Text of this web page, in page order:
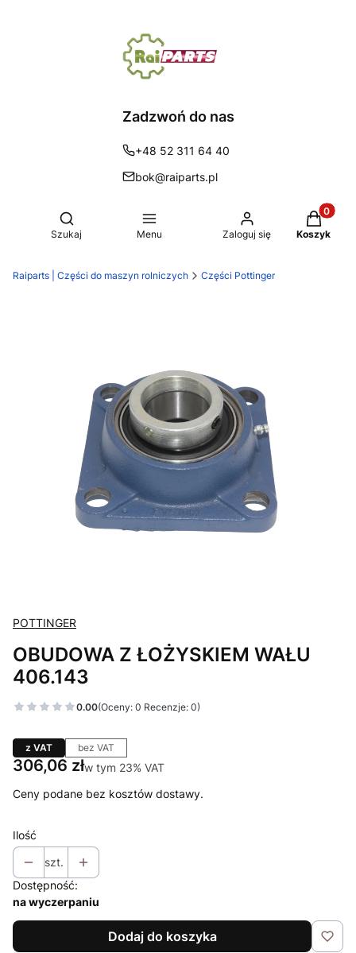
Zadzwoń do nas
+48 52 311 64 40
bok@raiparts.pl
Otwórz wyszukiwarkę
Szukaj Menu Zaloguj się Koszyk
Raiparts | Części do maszyn rolniczych Części Pottinger
POTTINGER
OBUDOWA Z ŁOŻYSKIEM WAŁU
406.143
0.00(Oceny: 0 Recenzje: 0)
z VAT bez VAT
Cena
306,06 złw tym 23% VAT
w tym 23% VAT
Ceny podane bez kosztów dostawy.
Ilość
szt.
Dostępność:
na wyczerpaniu
Dodaj do koszyka